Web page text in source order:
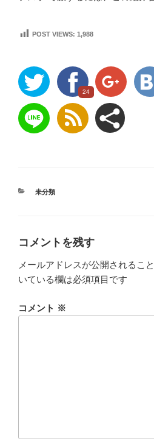
POST VIEWS: 1,988
24
未分類
コメントを残す
メールアドレスが公開されるこ
いている欄は必須項目です
コメント ※